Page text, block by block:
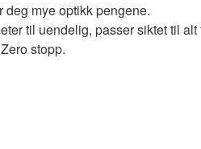
deg mye optikk pengene.
til uendelig, passer siktet til
stopp.